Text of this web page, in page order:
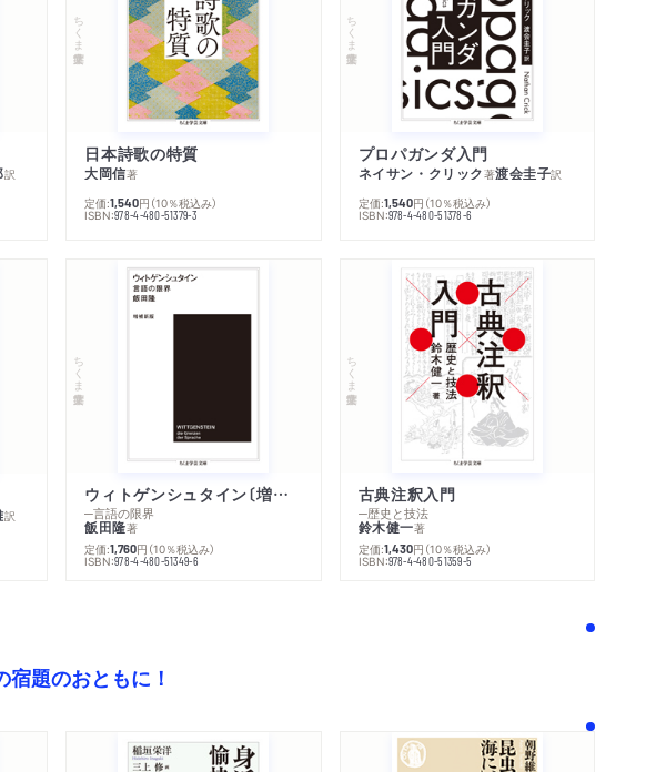
訳
ちくま学芸文庫
日本詩歌の特質
大岡信著
定価:1,540円 （10％税込み）
ISBN:978-4-480-51379-3
ちくま学芸文庫
プロパガンダ入門
ネイサン・クリック著渡会圭子訳
定価:1,540円 （10％税込み）
ISBN:978-4-480-51378-6
訳
ちくま学芸文庫
ウィトゲンシュタイン〔増補新版〕
─言語の限界
飯田隆著
定価:1,760円 （10％税込み）
ISBN:978-4-480-51349-6
ちくま学芸文庫
古典注釈入門
─歴史と技法
鈴木健一著
定価:1,430円 （10％税込み）
ISBN:978-4-480-51359-5
題のおともに！